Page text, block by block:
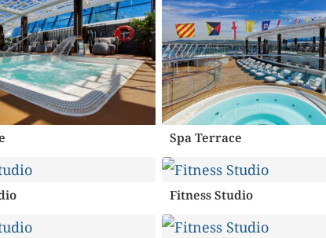
Spa Terrace
Fitness Studio